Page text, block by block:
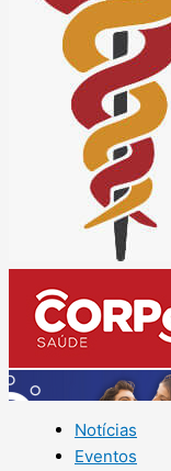
Notícias
Eventos